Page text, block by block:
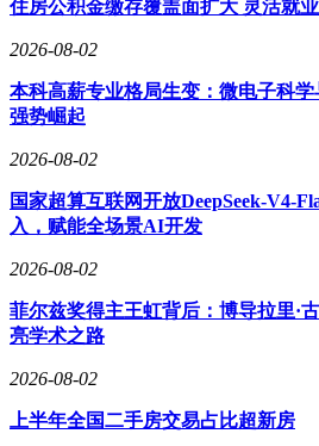
权限控制、历史数据迁移等。设计评
露冲突，确保产品、开发、测试和运
计划排期阶段，许多项目因任务拆
冲时间不足而失真。有效的计划排期
目，建议设置版本里程碑，如需求冻
助团队识别当前卡点。工具的选择也
台适合任务拆解和跨角色协作，而研
版本管理和缺陷流转。
开发阶段常见的问题是只盯进度而忽
和测试对“完成”的定义不一，导致管
需建立明确的完成标准，包括代码提
低下。测试阶段的目标是验证交付物
澄清或开发补自测。测试需重点关
和变更影响面，设立提测门槛，避免
住房公积金缴存覆盖面扩大 灵活就
2026-08-02
本科高薪专业格局生变：微电子科
强势崛起
2026-08-02
国家超算互联网开放DeepSeek-V4-
入，赋能全场景AI开发
2026-08-02
菲尔兹奖得主王虹背后：博导拉里·
亮学术之路
2026-08-02
上半年全国二手房交易占比超新房